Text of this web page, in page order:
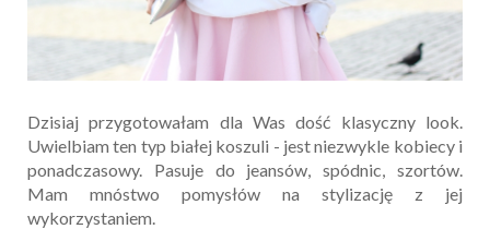
Dzisiaj przygotowałam dla Was dość klasyczny look.
Uwielbiam ten typ białej koszuli - jest niezwykle kobiecy i
ponadczasowy. Pasuje do jeansów, spódnic, szortów.
Mam mnóstwo pomysłów na stylizację z jej
wykorzystaniem.